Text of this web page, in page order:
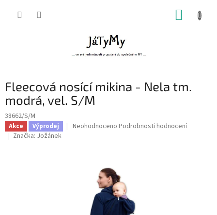
Fleecová nosící mikina - Nela tm.
modrá, vel. S/M
38662/S/M
Akce Výprodej
Průměrné
hvězdiček.
Neohodnoceno Podrobnosti hodnocení
Značka: Jožánek